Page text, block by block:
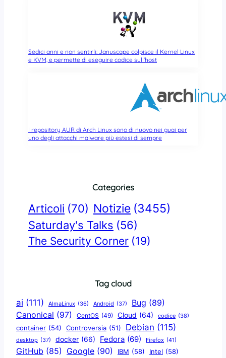
Sedici anni e non sentirli: Januscape colpisce il Kernel Linux
e KVM, e permette di eseguire codice sull’host
I repository AUR di Arch Linux sono di nuovo nei guai per
uno degli attacchi malware più estesi di sempre
Categories
Articoli (70) Notizie (3455)
Saturday's Talks (56)
The Security Corner (19)
Tag cloud
ai (111) AlmaLinux (36) Android (37) Bug (89)
Canonical (97) CentOS (49) Cloud (64) codice (38)
container (54) Controversia (51) Debian (115)
desktop (37) docker (66) Fedora (69) Firefox (41)
GitHub (85) Google (90) IBM (58) Intel (58)